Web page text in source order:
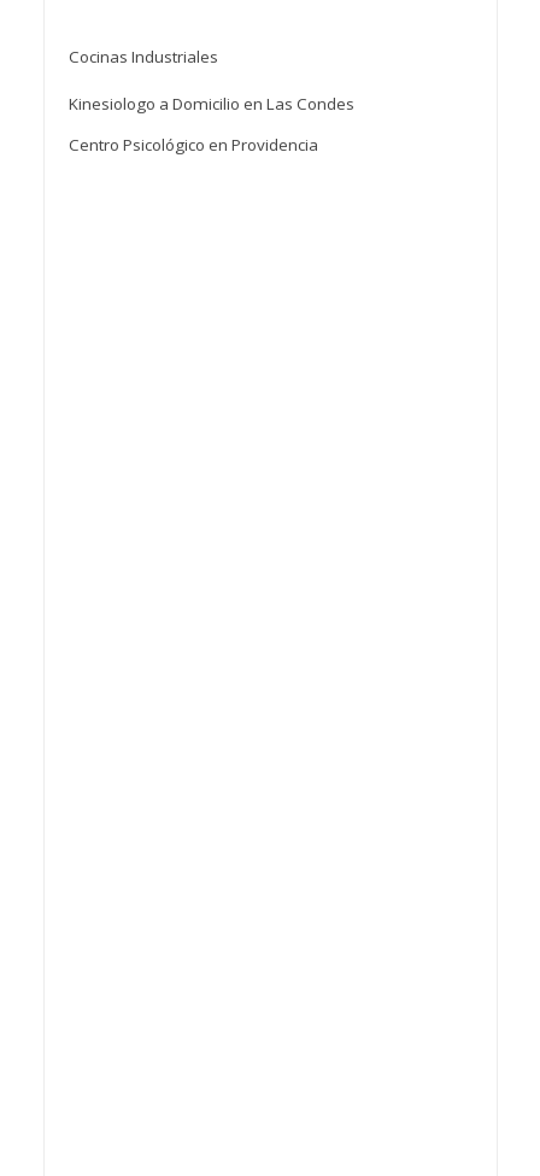
Cocinas Industriales
Kinesiologo a Domicilio en Las Condes
Centro Psicológico en Providencia